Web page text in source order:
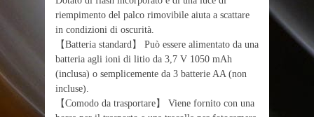
riempimento del palco rimovibile aiuta a scattare
in condizioni di oscurità.
【Batteria standard】 Può essere alimentato da una
batteria agli ioni di litio da 3,7 V 1050 mAh
(inclusa) o semplicemente da 3 batterie AA (non
incluse).
【Comodo da trasportare】 Viene fornito con una